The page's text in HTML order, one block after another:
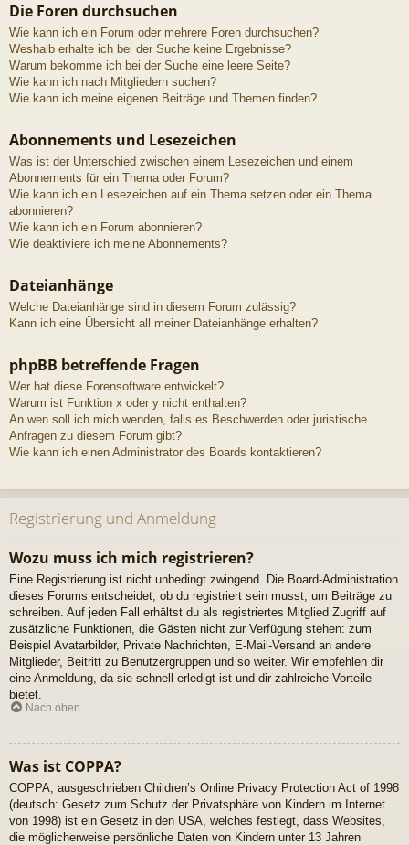
Die Foren durchsuchen
Wie kann ich ein Forum oder mehrere Foren durchsuchen?
Weshalb erhalte ich bei der Suche keine Ergebnisse?
Warum bekomme ich bei der Suche eine leere Seite?
Wie kann ich nach Mitgliedern suchen?
Wie kann ich meine eigenen Beiträge und Themen finden?
Abonnements und Lesezeichen
Was ist der Unterschied zwischen einem Lesezeichen und einem
Abonnements für ein Thema oder Forum?
Wie kann ich ein Lesezeichen auf ein Thema setzen oder ein Thema
abonnieren?
Wie kann ich ein Forum abonnieren?
Wie deaktiviere ich meine Abonnements?
Dateianhänge
Welche Dateianhänge sind in diesem Forum zulässig?
Kann ich eine Übersicht all meiner Dateianhänge erhalten?
phpBB betreffende Fragen
Wer hat diese Forensoftware entwickelt?
Warum ist Funktion x oder y nicht enthalten?
An wen soll ich mich wenden, falls es Beschwerden oder juristische
Anfragen zu diesem Forum gibt?
Wie kann ich einen Administrator des Boards kontaktieren?
Registrierung und Anmeldung
Wozu muss ich mich registrieren?
Eine Registrierung ist nicht unbedingt zwingend. Die Board-Administration
dieses Forums entscheidet, ob du registriert sein musst, um Beiträge zu
schreiben. Auf jeden Fall erhältst du als registriertes Mitglied Zugriff auf
zusätzliche Funktionen, die Gästen nicht zur Verfügung stehen: zum
Beispiel Avatarbilder, Private Nachrichten, E-Mail-Versand an andere
Mitglieder, Beitritt zu Benutzergruppen und so weiter. Wir empfehlen dir
eine Anmeldung, da sie schnell erledigt ist und dir zahlreiche Vorteile
bietet.
Nach oben
Was ist COPPA?
COPPA, ausgeschrieben Children’s Online Privacy Protection Act of 1998
(deutsch: Gesetz zum Schutz der Privatsphäre von Kindern im Internet
von 1998) ist ein Gesetz in den USA, welches festlegt, dass Websites,
die möglicherweise persönliche Daten von Kindern unter 13 Jahren